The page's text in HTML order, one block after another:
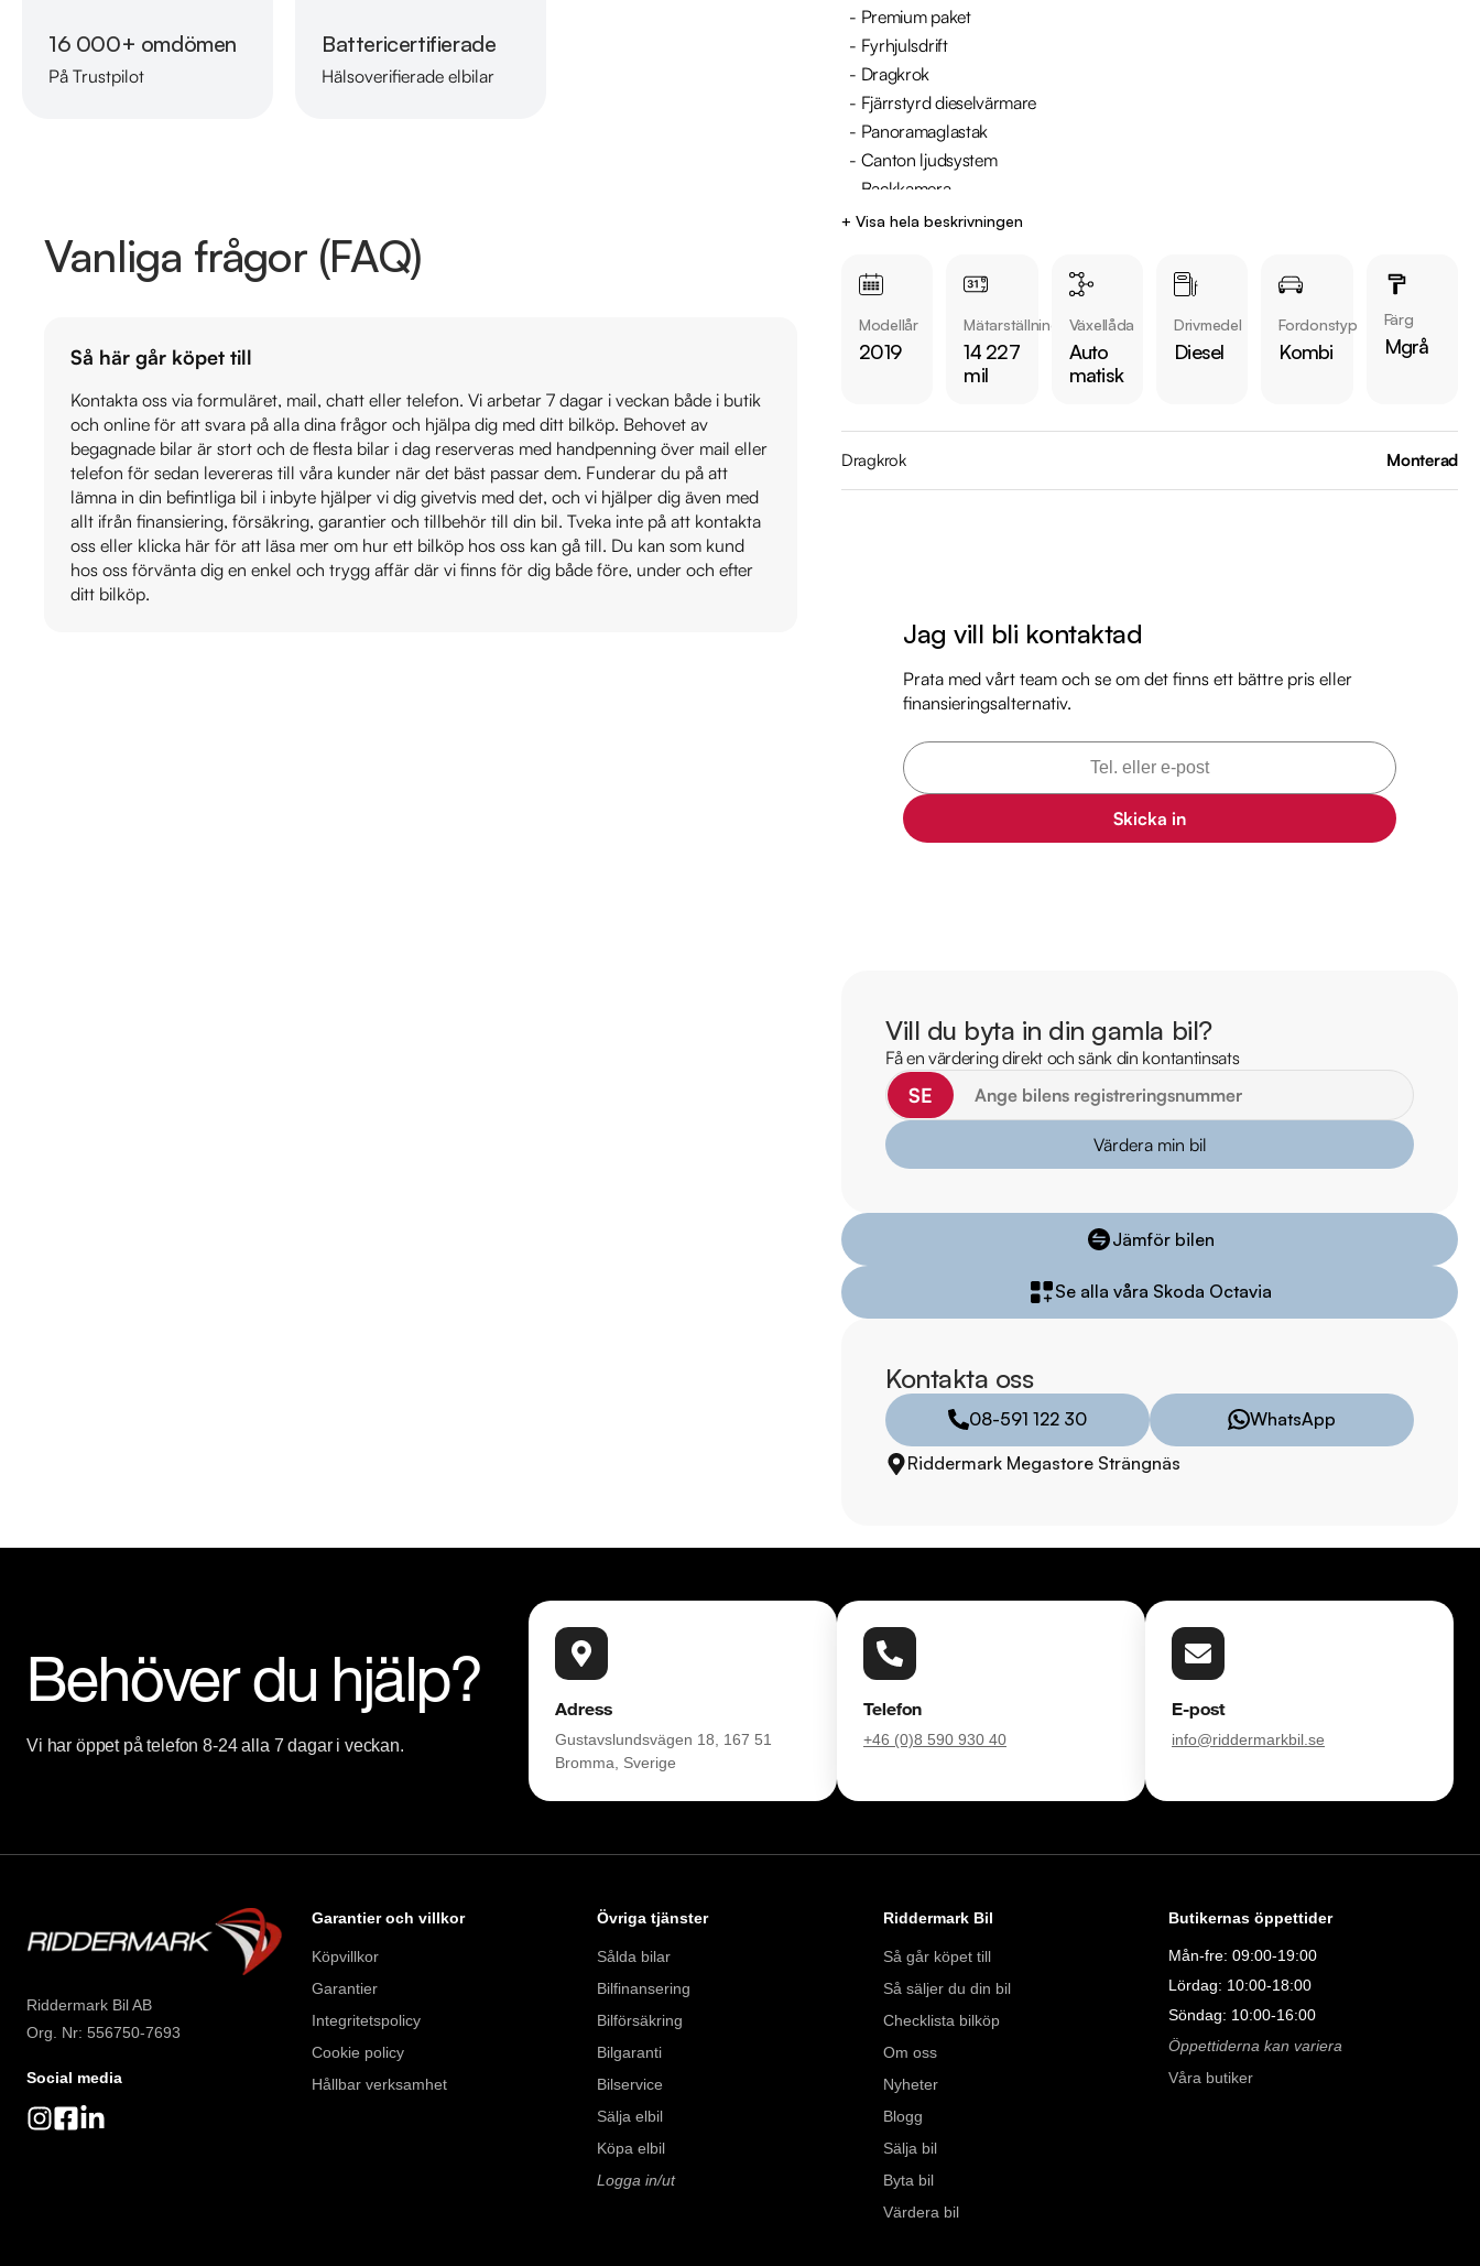
16 000+ omdömen
På Trustpilot
Battericertifierade
Hälsoverifierade elbilar
Vanliga frågor (FAQ)
Så här går köpet till
Kontakta oss via formuläret, mail, chatt eller telefon. Vi arbetar 7 dagar i veckan både i butik
och online för att svara på alla dina frågor och hjälpa dig med ditt bilköp. Behovet av
begagnade bilar är stort och de flesta bilar i dag reserveras med handpenning över mail eller
telefon för sedan levereras till våra kunder när det bäst passar dem. Funderar du på att
lämna in din befintliga bil i inbyte hjälper vi dig givetvis med det, och vi hjälper dig även med
allt ifrån finansiering, försäkring, garantier och tillbehör till din bil. Tveka inte på att kontakta
oss eller klicka här för att läsa mer om hur ett bilköp hos oss kan gå till. Du kan som kund
hos oss förvänta dig en enkel och trygg affär där vi finns för dig både före, under och efter
ditt bilköp.
  - Apple CarPlay & Android Auto
Jämför denna bil med någon av våra andra Škoda Octavia i lager. Se våra bilar på
https://www.riddermarkbil.se/kopa-bil/?series=octavia
Övrig information om bilen:
Årsskatt: Endast 3105 kr
Möjlighet till 12-60 månaders garanti
2024-04-11 - 10171 mil
2025-04-16 - 13047 mil
https://www.riddermarkbil.se/kopa-bil/%C5%A1koda/ywj777/
• Se närbilder och film på bilen
• Reservera bilen direkt online
Leverans av din nya bil direkt till din dörr inom 24 timmar! Vi tar även hand om ditt
inbyte. Vill du se mer? Kontakta oss för fler bilder och videor.
Därför ska du välja Riddermark Bil:
* Störst i Sverige på begagnade bilar
* 14 dagars helförsäkring via Folksam
* Över 10 tusen omdömen på Trustpilot
* Våra bilar är testade på över 100 punkter
* Kvalitetssäkrade bilar
Skydda din bil med vårt trygghetspaket. Välj mellan 12-60 månaders garanti och
komplettera med extra hjuluppsättningar till bra priser. Gör ditt bilköp tryggt och
enkelt hos oss.
https://vimeo.com/1011323016
Telefontider:
Måndag - Söndag: 08:00 - 24:00
Besökstider i butik:
Lördag:  10:00 - 18:00
+ Visa hela beskrivningen
Modellår
2019
Mätarställning
14 227
mil
Växellåda
Auto
matisk
Drivmedel
Diesel
Fordonstyp
Kombi
Färg
Mgrå
Dragkrok Monterad
Jag vill bli kontaktad
Prata med vårt team och se om det finns ett bättre pris eller
finansieringsalternativ.
Skicka in
Vill du byta in din gamla bil?
Få en värdering direkt och sänk din kontantinsats
SE
Värdera min bil
Jämför bilen
Se alla våra Skoda Octavia
Kontakta oss
08-591 122 30
WhatsApp
Riddermark Megastore Strängnäs
Behöver du hjälp?
Vi har öppet på telefon 8-24 alla 7 dagar i veckan.
Adress
Gustavslundsvägen 18, 167 51
Bromma, Sverige
Telefon
+46 (0)8 590 930 40
E-post
info@riddermarkbil.se
Riddermark Bil AB
Org. Nr: 556750-7693
Social media
Garantier och villkor
Köpvillkor
Garantier
Integritetspolicy
Cookie policy
Hållbar verksamhet
Övriga tjänster
Sålda bilar
Bilfinansering
Bilförsäkring
Bilgaranti
Bilservice
Sälja elbil
Köpa elbil
Logga in/ut
Riddermark Bil
Så går köpet till
Så säljer du din bil
Checklista bilköp
Om oss
Nyheter
Blogg
Sälja bil
Byta bil
Värdera bil
Butikernas öppettider
Mån-fre: 09:00-19:00
Lördag: 10:00-18:00
Söndag: 10:00-16:00
Öppettiderna kan variera
Våra butiker